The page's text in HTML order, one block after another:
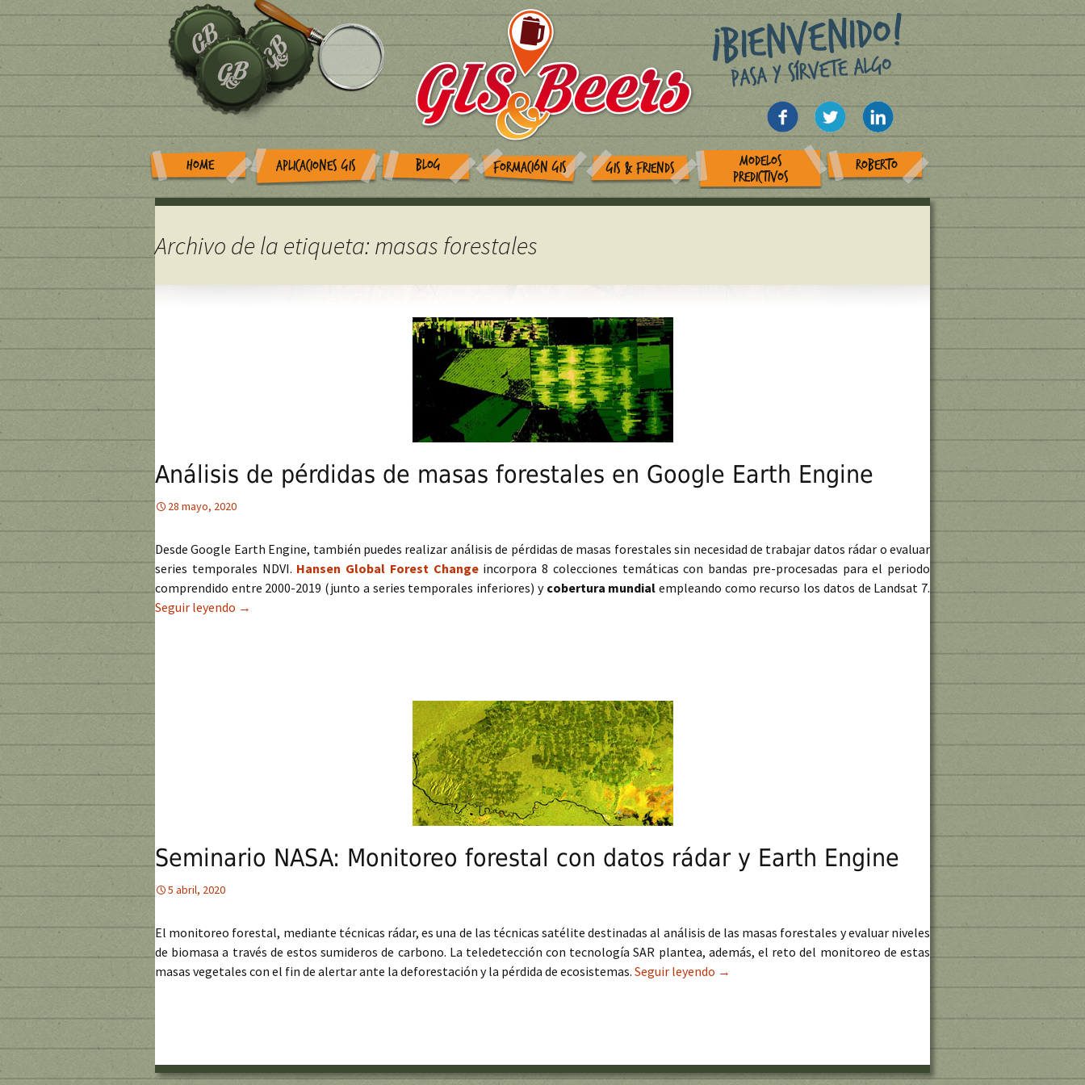
HOME APLICACIONES GIS BLOG FORMACIÓN GIS GIS & FRIENDS
MODELOS
PREDICTIVOS
ROBERTO
Archivo de la etiqueta: masas forestales
Análisis de pérdidas de masas forestales en Google Earth Engine
28 mayo, 2020
Desde Google Earth Engine, también puedes realizar análisis de pérdidas de masas forestales sin necesidad de trabajar datos rádar o evaluar
series temporales NDVI. Hansen Global Forest Change incorpora 8 colecciones temáticas con bandas pre-procesadas para el periodo
comprendido entre 2000-2019 (junto a series temporales inferiores) y cobertura mundial empleando como recurso los datos de Landsat 7.
Seguir leyendo Análisis de pérdidas de masas forestales en Google Earth Engine
→
Seminario NASA: Monitoreo forestal con datos rádar y Earth Engine
5 abril, 2020
El monitoreo forestal, mediante técnicas rádar, es una de las técnicas satélite destinadas al análisis de las masas forestales y evaluar niveles
de biomasa a través de estos sumideros de carbono. La teledetección con tecnología SAR plantea, además, el reto del monitoreo de estas
masas vegetales con el fin de alertar ante la deforestación y la pérdida de ecosistemas. Seguir leyendo Seminario NASA: Monitoreo forestal con datos rádar y Earth
→